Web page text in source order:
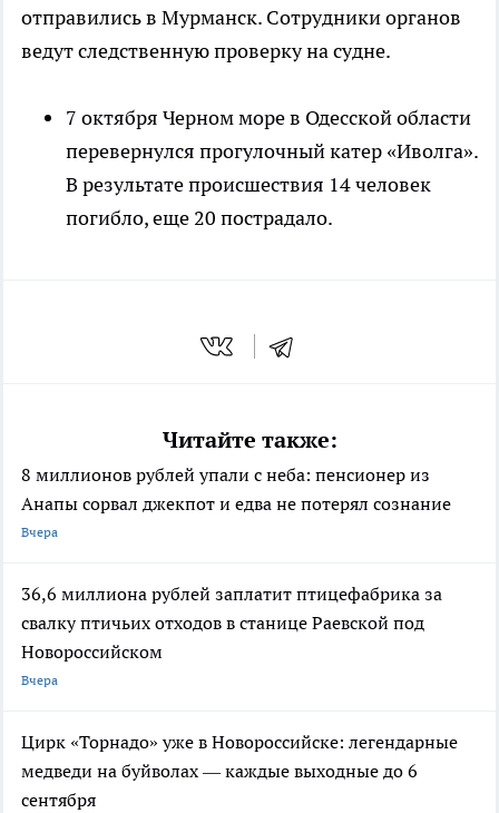
отправились в Мурманск. Сотрудники органов
ведут следственную проверку на судне.
7 октября Черном море в Одесской области
перевернулся прогулочный катер «Иволга».
В результате происшествия 14 человек
погибло, еще 20 пострадало.
Читайте также:
8 миллионов рублей упали с неба: пенсионер из
Анапы сорвал джекпот и едва не потерял сознание
Вчера
36,6 миллиона рублей заплатит птицефабрика за
свалку птичьих отходов в станице Раевской под
Новороссийском
Вчера
Цирк «Торнадо» уже в Новороссийске: легендарные
медведи на буйволах — каждые выходные до 6
сентября